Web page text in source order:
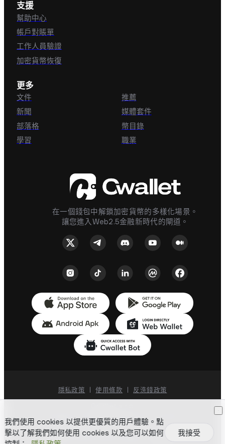
UB
Unibase
SPX6900
GNO
Gnosis Token
PENDLE IMX
Immutable X
JASMY SYRUP
ENS
Ethereum Name
CVX
Convex Token
Humanity Axie Infinity Shard
在一個錢包中解鎖加密貨幣的多樣化場景。
讓您進入Web2.5金融新時代的閘道。
支援
幫助中心
帳戶對賬單
工作人員驗證
加密貨幣恢復
更多
文件
新聞
部落格
學習
推薦
媒體套件
幣目錄
職業
隱私政策 使用條款 反洗錢政策
Dunajská 66, Bratislava, 811 08, Slovakia
版權所有 ©2018- Cwallet。版權所有。
我們使用 cookies 以提供更優質的用戶體驗。點
擊以了解我們如何使用 cookies 以及您可以如何
我接受